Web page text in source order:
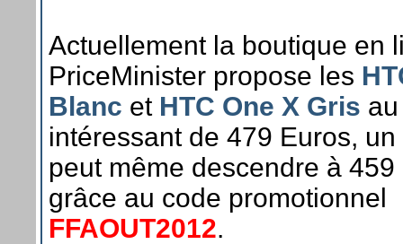
Actuellement la boutique en
PriceMinister propose les
Blanc et HTC One X Gris
intéressant de 479 Euros,
peut même descendre à 459
grâce au code promotionnel
FFAOUT2012.